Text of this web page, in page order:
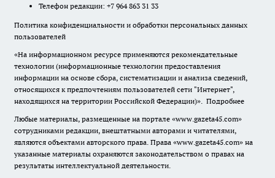
Телефон редакции: +7 964 863 31 33
Политика конфиденциальности и обработки персональных данных
пользователей
«На информационном ресурсе применяются рекомендательные
технологии (информационные технологии предоставления
информации на основе сбора, систематизации и анализа сведений,
относящихся к предпочтениям пользователей сети "Интернет",
находящихся на территории Российской Федерации)». Подробнее
Любые материалы, размещенные на портале «www.gazeta45.com»
сотрудниками редакции, внештатными авторами и читателями,
являются объектами авторского права. Права «www.gazeta45.com» на
указанные материалы охраняются законодательством о правах на
результаты интеллектуальной деятельности.